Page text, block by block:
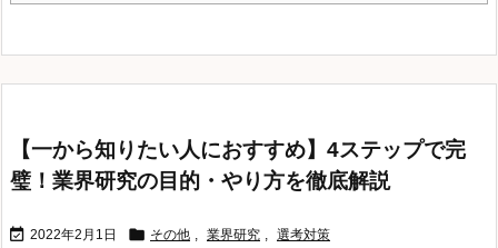
【一から知りたい人におすすめ】4ステップで完
璧！業界研究の目的・やり方を徹底解説
 2022年2月1日  その他 業界研究 選考対策